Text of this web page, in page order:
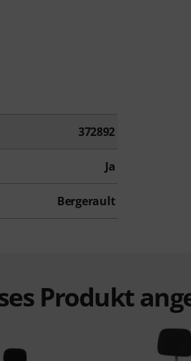
372892
Ja
Bergerault
Produkt